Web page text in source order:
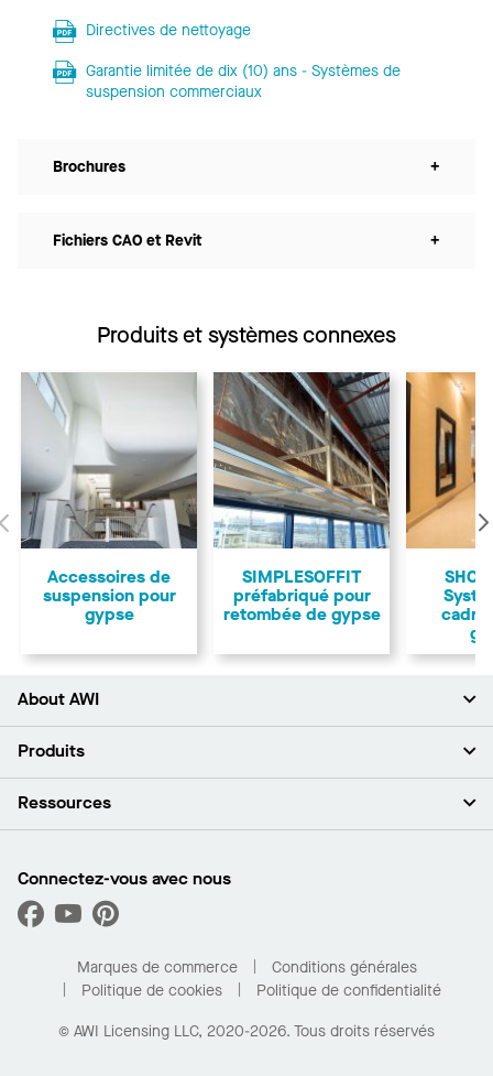
Directives de nettoyage
Garantie limitée de dix (10) ans - Systèmes de
suspension commerciaux
Brochures +
Fichiers CAO et Revit +
Produits et systèmes connexes
Précédent
Accessoires de
suspension pour
gypse
SIMPLESOFFIT
préfabriqué pour
retombée de gypse
About AWI
À propos de nous
Espace presse
Développement durable
Quelles sont mes options d’achat?
Produits
Plafonds
Capacités sur mesure
Performance
Ressources
Trouver un distributeur
Trouver un distributeur
Pour la maison
Connectez-vous avec nous
Marques de commerce
Conditions générales
Politique de cookies
Politique de confidentialité
© AWI Licensing LLC, 2020-2026. Tous droits réservés